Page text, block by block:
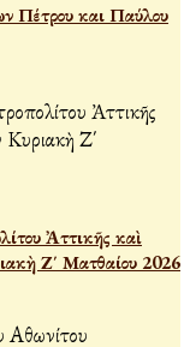
Πέτρου και Παύλου
Ἀττικῆς καὶ
Ζ΄ Ματθαίου 2026